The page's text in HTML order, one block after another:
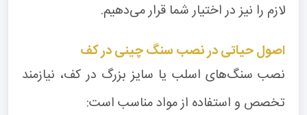
لازم را نیز در اختیار شما قرار می‌دهیم.
اصول حیاتی در نصب سنگ چینی در کف
نصب سنگ‌های اسلب یا سایز بزرگ در کف، نیازمند
تخصص و استفاده از مواد مناسب است: